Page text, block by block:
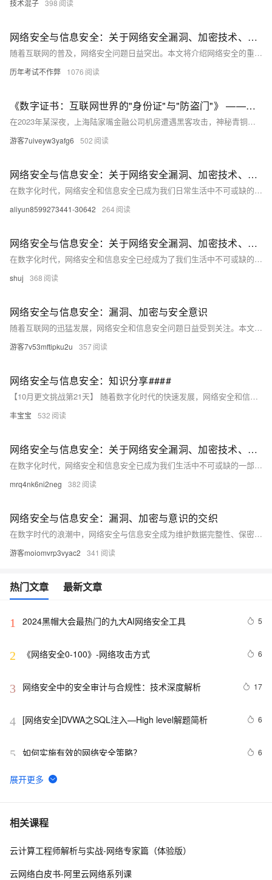
技术混子 398
网络安全与信息安全：关于网络安全漏洞、加密技术、安全意识等方面的知识分享
随着互联网的普及，网络安全问题日益突出。本文将介绍网络安全的重要性，分析常见的网络安全漏洞及其危害，探讨加密技术在保障网络安全中的作用，并强调提高安全意识的必要性。通过本文的学习，读者将了解网络安全的基本概念和应对策略，提升个人和组织的网络安全防护能力。
历年考试不作弊 1076
《数字证书：互联网世界的"身份证"与"防盗门"》 ——揭秘网络安全背后的加密江湖
在2023年某深夜，上海陆家嘴金融公司机房遭遇黑客攻击，神秘青铜大门与九大掌门封印的玉牌突现，阻止了入侵。此门象征数字证书，保障网络安全。数字证书如验钞机识别假币，保护用户数据。它通过SSL/TLS加密、CA认证和非对称加密，构建安全通信。证书分为DV、OV、EV三类，分别适合不同场景。忽视证书安全可能导致巨额损失。阿里云提供一站式证书服务，助力企业部署SSL证书，迎接未来量子计算和物联网挑战。
游客7uiveyw3yafg6 502
网络安全与信息安全：关于网络安全漏洞、加密技术、安全意识等方面的知识分享
在数字化时代，网络安全和信息安全已成为我们日常生活中不可或缺的一部分。本文将深入探讨网络安全漏洞、加密技术和安全意识等方面的问题，并提供一些实用的建议和解决方案。我们将通过分析网络攻击的常见形式，揭示网络安全的脆弱性，并介绍如何利用加密技术来保护数据。此外，我们还将强调提高个人和企业的安全意识的重要性，以应对日益复杂的网络威胁。无论你是普通用户还是IT专业人士，这篇文章都将为你提供有价值的见解和指导。
aliyun8599273441-30642 264
网络安全与信息安全：关于网络安全漏洞、加密技术、安全意识等方面的知识分享
在数字化时代，网络安全和信息安全已经成为了我们生活中不可或缺的一部分。本文将介绍网络安全的基本概念，包括网络安全漏洞、加密技术以及如何提高个人和组织的安全意识。我们将通过一些实际案例来说明这些概念的重要性，并提供一些实用的建议来保护你的信息和数据。无论你是网络管理员还是普通用户，都可以从中获得有用的信息和技能。
shuj 368
网络安全与信息安全：漏洞、加密与安全意识
随着互联网的迅猛发展，网络安全和信息安全问题日益受到关注。本文深入探讨了网络安全漏洞、加密技术以及提高个人和组织的安全意识的重要性。通过分析常见的网络攻击手段如缓冲区溢出、SQL注入等，揭示了计算机系统中存在的缺陷及其潜在威胁。同时，详细介绍了对称加密和非对称加密算法的原理及应用场景，强调了数字签名和数字证书在验证信息完整性中的关键作用。此外，还讨论了培养良好上网习惯、定期备份数据等提升安全意识的方法，旨在帮助读者更好地理解和应对复杂的网络安全挑战。
游客7v53mftipku2u 357
网络安全与信息安全：知识分享####
【10月更文挑战第21天】 随着数字化时代的快速发展，网络安全和信息安全已成为个人和企业不可忽视的关键问题。本文将探讨网络安全漏洞、加密技术以及安全意识的重要性，并提供一些实用的建议，帮助读者提高自身的网络安全防护能力。 ####
丰宝宝 532
网络安全与信息安全：关于网络安全漏洞、加密技术、安全意识等方面的知识分享
在数字化时代，网络安全和信息安全已成为我们生活中不可或缺的一部分。本文将介绍网络安全漏洞、加密技术和安全意识等方面的内容，并提供一些实用的代码示例。通过阅读本文，您将了解到如何保护自己的网络安全，以及如何提高自己的信息安全意识。
mrq4nk6ni2neg 382
网络安全与信息安全：漏洞、加密与意识的交织
在数字时代的浪潮中，网络安全与信息安全成为维护数据完整性、保密性和可用性的关键。本文深入探讨了网络安全中的漏洞概念、加密技术的应用以及提升安全意识的重要性。通过实际案例分析，揭示了网络攻击的常见模式和防御策略，强调了教育和技术并重的安全理念。旨在为读者提供一套全面的网络安全知识框架，从而在日益复杂的网络环境中保护个人和组织的资产安全。
游客moiomvrp3vyac2 341
热门文章 最新文章
1 2024黑帽大会最热门的九大AI网络安全工具 5
2 《网络安全0-100》-网络攻击方式 6
3 网络安全中的安全审计与合规性：技术深度解析 17
4 [网络安全]DVWA之SQL注入—High level解题简析 6
5 如何实施有效的网络安全策略？ 6
6 网络安全产品之认识防非法外联系统
7 【网络安全 | 网安工具】御剑WEB指纹识别系统使用详
8 亮相国家网络安全宣传周，阿里云全新展现云原生免疫防
相关课程
云计算工程师解析与实战-网络专家篇（体验版）
云网络白皮书-阿里云网络系列课